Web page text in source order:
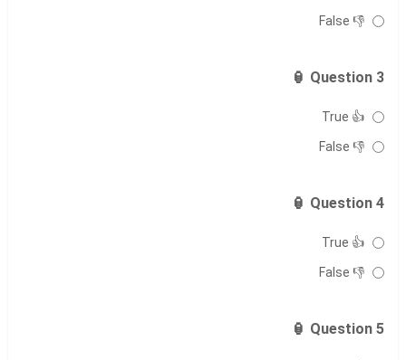
👎 False
Question 3 🏮
👍 True
👎 False
Question 4 🏮
👍 True
👎 False
Question 5 🏮